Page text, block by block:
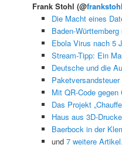
Frank Stohl(@
Die Macht eines
Baden-
Ebola Virus nach 5
Stream-Tipp: Ein
Deutsche und die
Paketversandsteuer
Mit QR-Code gegen
Das Projekt
Haus aus 3D-
Baerbock in der
und 7 weitere Artikel